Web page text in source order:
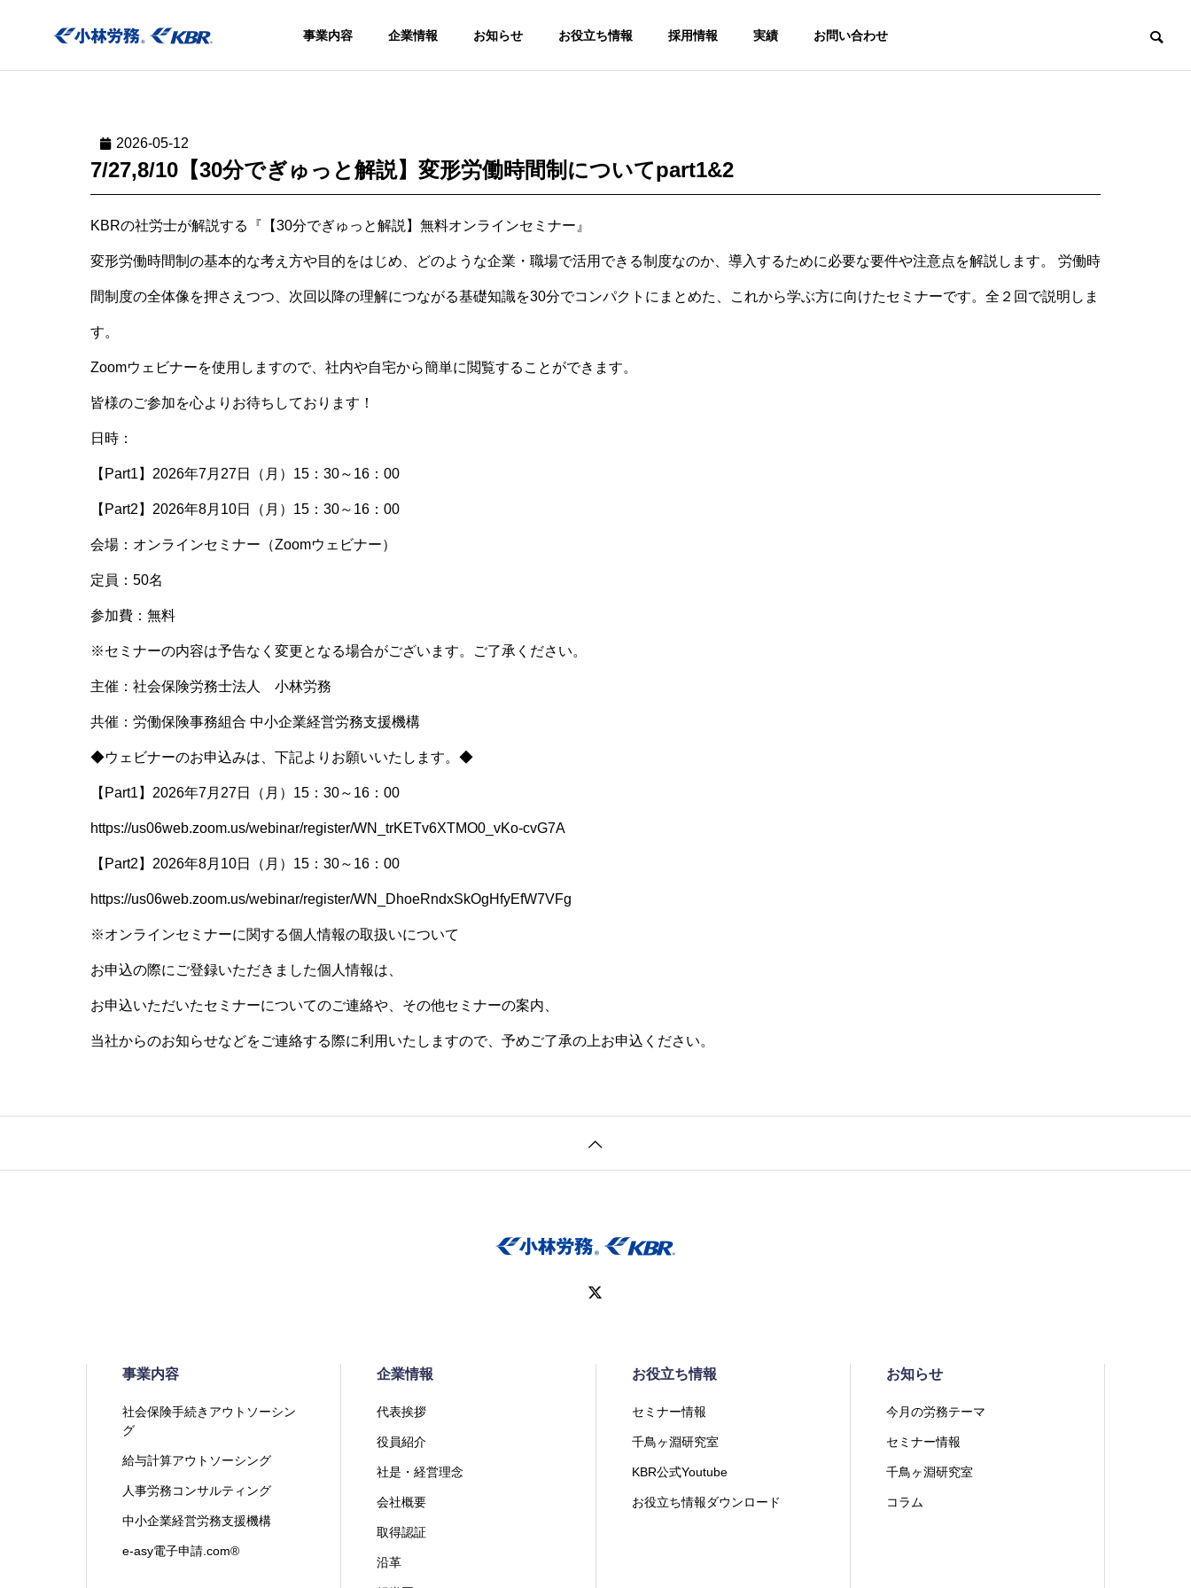
事業内容 企業情報 お知らせ お役立ち情報 採用情報 実績 お問い合わせ
社会保険手続
きアウトソー
シング
procedure
給与計算アウ
Payroll
人事労務コン
サルティング
中小企業経営
労務支援機構
e-asy電子申
2026-05-12
7/27,8/10【30分でぎゅっと解説】変形労働時間制についてpart1&2
KBRの社労士が解説する『【30分でぎゅっと解説】無料オンラインセミナー』
変形労働時間制の基本的な考え方や目的をはじめ、どのような企業・職場で活用できる制度なのか、導入するために必要な要件や注意点を解説します。 労働時
間制度の全体像を押さえつつ、次回以降の理解につながる基礎知識を30分でコンパクトにまとめた、これから学ぶ方に向けたセミナーです。全２回で説明しま
す。
Zoomウェビナーを使用しますので、社内や自宅から簡単に閲覧することができます。
皆様のご参加を心よりお待ちしております！
日時：
【Part1】2026年7月27日（月）15：30～16：00
【Part2】2026年8月10日（月）15：30～16：00
会場：オンラインセミナー（Zoomウェビナー）
定員：50名
参加費：無料
※セミナーの内容は予告なく変更となる場合がございます。ご了承ください。
主催：社会保険労務士法人 小林労務
共催：労働保険事務組合 中小企業経営労務支援機構
◆ウェビナーのお申込みは、下記よりお願いいたします。◆
【Part1】2026年7月27日（月）15：30～16：00
https://us06web.zoom.us/webinar/register/WN_trKETv6XTMO0_vKo-cvG7A
【Part2】2026年8月10日（月）15：30～16：00
https://us06web.zoom.us/webinar/register/WN_DhoeRndxSkOgHfyEfW7VFg
※オンラインセミナーに関する個人情報の取扱いについて
お申込の際にご登録いただきました個人情報は、
お申込いただいたセミナーについてのご連絡や、その他セミナーの案内、
当社からのお知らせなどをご連絡する際に利用いたしますので、予めご了承の上お申込ください。
事業内容
社会保険手続きアウトソーシン
グ
給与計算アウトソーシング
人事労務コンサルティング
中小企業経営労務支援機構
e-asy電子申請.com®
企業情報
代表挨拶
役員紹介
社是・経営理念
会社概要
取得認証
沿革
お役立ち情報
セミナー情報
千鳥ヶ淵研究室
KBR公式Youtube
お役立ち情報ダウンロード
お知らせ
今月の労務テーマ
セミナー情報
千鳥ヶ淵研究室
コラム